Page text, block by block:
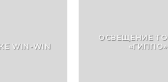
WIN-WIN
ОСВЕЩЕНИЕ